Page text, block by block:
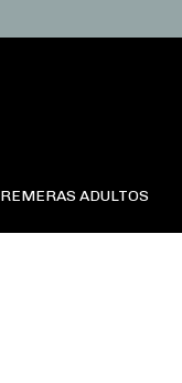
REMERAS ADULTOS